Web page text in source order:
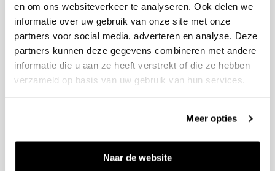
en om ons websiteverkeer te analyseren. Ook delen we
informatie over uw gebruik van onze site met onze
partners voor social media, adverteren en analyse. Deze
partners kunnen deze gegevens combineren met andere
informatie die u aan ze heeft verstrekt of die ze hebben
verzameld op basis van uw gebruik van hun services.
Meer opties
Naar de website
+31 23 205 2006
info@bruut.nl
Contact Formulier
Open 11:00 - 18:30
OPENINGSTIJDEN